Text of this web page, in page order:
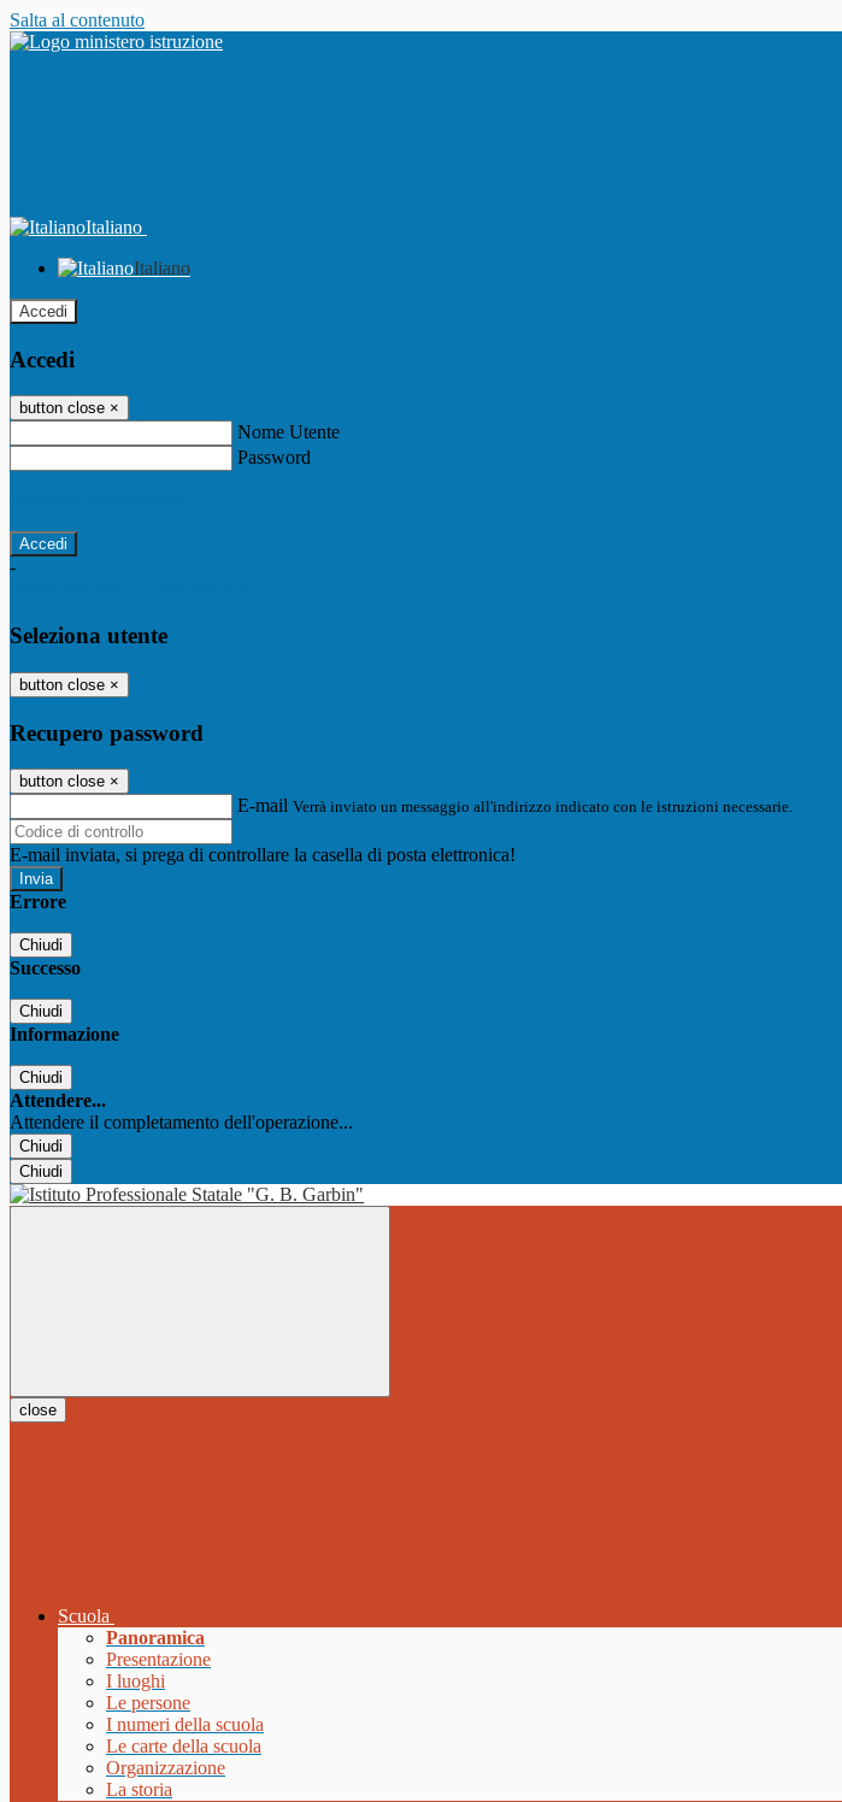
Salta al contenuto
Italiano
Italiano
Accedi
Accedi
button close ×
Nome Utente
Password
-
Seleziona utente
button close ×
Recupero password
button close ×
E-mail Verrà inviato un messaggio all'indirizzo indicato con le istruzioni necessarie.
E-mail inviata, si prega di controllare la casella di posta elettronica!
Errore
Chiudi
Successo
Chiudi
Informazione
Chiudi
Attendere...
Attendere il completamento dell'operazione...
Chiudi
Chiudi
close
Scuola
Panoramica
Presentazione
I luoghi
Le persone
I numeri della scuola
Le carte della scuola
Organizzazione
La storia